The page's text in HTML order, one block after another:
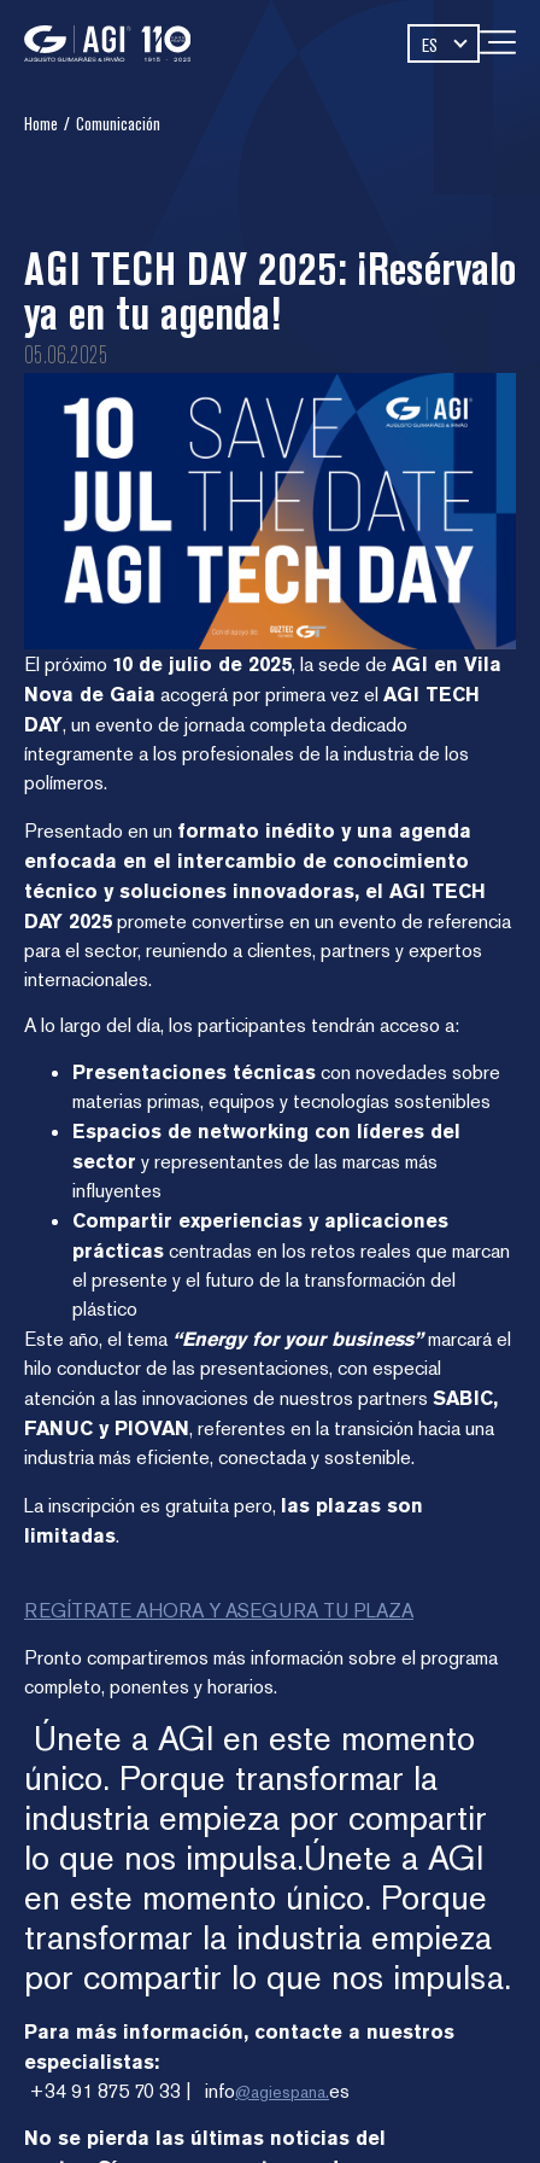
ES
Home / Comunicación
AGI TECH DAY 2025: ¡Resérvalo
ya en tu agenda!
05.06.2025
El próximo 10 de julio de 2025, la sede de AGI en Vila
Nova de Gaia acogerá por primera vez el AGI TECH
DAY, un evento de jornada completa dedicado
íntegramente a los profesionales de la industria de los
polímeros.
Presentado en un formato inédito y una agenda
enfocada en el intercambio de conocimiento
técnico y soluciones innovadoras, el AGI TECH
DAY 2025 promete convertirse en un evento de referencia
para el sector, reuniendo a clientes, partners y expertos
internacionales.
A lo largo del día, los participantes tendrán acceso a:
Presentaciones técnicas con novedades sobre
materias primas, equipos y tecnologías sostenibles
Espacios de networking con líderes del
sector y representantes de las marcas más
influyentes
Compartir experiencias y aplicaciones
prácticas centradas en los retos reales que marcan
el presente y el futuro de la transformación del
plástico
Este año, el tema “Energy for your business”marcará el
hilo conductor de las presentaciones, con especial
atención a las innovaciones de nuestros partners SABIC,
FANUC y PIOVAN, referentes en la transición hacia una
industria más eficiente, conectada y sostenible.
La inscripción es gratuita pero, las plazas son
limitadas.
REGÍTRATE AHORA Y ASEGURA TU PLAZA
Pronto compartiremos más información sobre el programa
completo, ponentes y horarios.
Únete a AGI en este momento
único. Porque transformar la
industria empieza por compartir
lo que nos impulsa.Únete a AGI
en este momento único. Porque
transformar la industria empieza
por compartir lo que nos impulsa.
Para más información, contacte a nuestros
especialistas:
+34 91 875 70 33 | info@agiespana.es
No se pierda las últimas noticias del